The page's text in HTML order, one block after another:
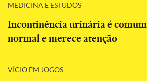
MEDICINA E ESTUDOS
Incontinência urinária é
normal e merece atenção
VÍCIO EM JOGOS